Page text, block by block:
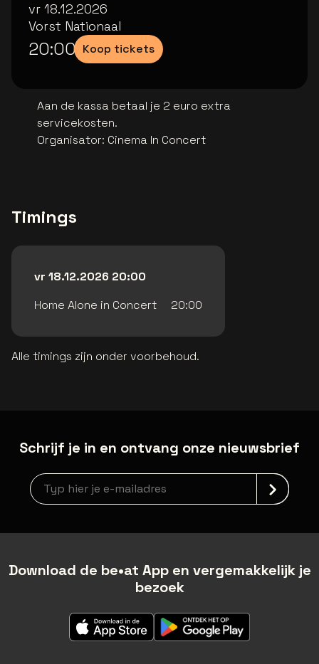
vr 18.12.2026
Vorst Nationaal
20:00 Koop tickets
Aan de kassa betaal je 2 euro extra
servicekosten.
Organisator: Cinema In Concert
Timings
vr 18.12.2026 20:00
Home Alone in Concert
20:00
Alle timings zijn onder voorbehoud.
Schrijf je in en ontvang onze nieuwsbrief
Nieuwsbrief aanmelding
Download de be•at App en vergemakkelijk je
bezoek